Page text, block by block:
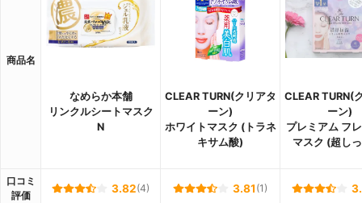
商品名
なめらか本舗
リンクルシートマスク
N
CLEAR TURN(クリアタ
ーン)
ホワイトマスク (トラネ
キサム酸)
CLEAR TURN(
ーン)
プレミアム フ
マスク (超し
口コミ
評価
3.82(4) 3.81 (1)